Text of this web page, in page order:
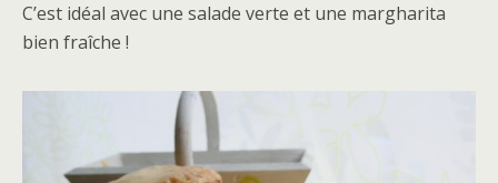
C’est idéal avec une salade verte et une margharita
bien fraîche !